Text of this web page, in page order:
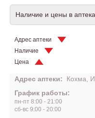
Наличие и цены в
Адрес аптеки
Наличие
Цена
Адрес аптеки:
Кохма,
График работы:
пн-пт 8:00 - 21:00
сб-вс 9:00 - 20:00